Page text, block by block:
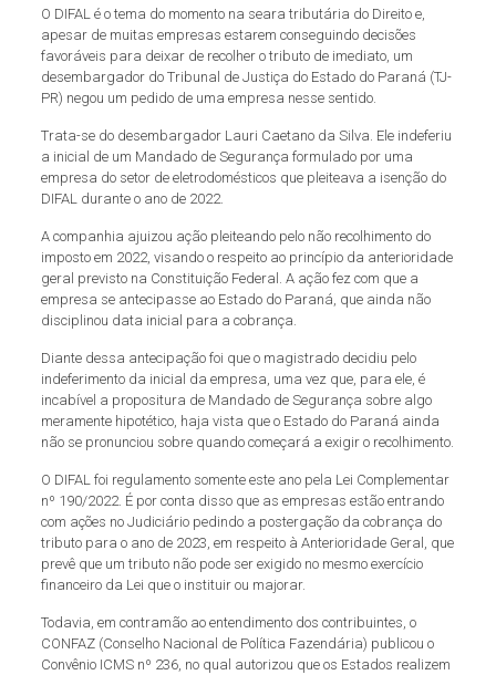
O DIFAL é o tema do momento na seara tributária do Direito e,
apesar de muitas empresas estarem conseguindo decisões
favoráveis para deixar de recolher o tributo de imediato, um
desembargador do Tribunal de Justiça do Estado do Paraná (TJ-
PR) negou um pedido de uma empresa nesse sentido.
Trata-se do desembargador Lauri Caetano da Silva. Ele indeferiu
a inicial de um Mandado de Segurança formulado por uma
empresa do setor de eletrodomésticos que pleiteava a isenção do
DIFAL durante o ano de 2022.
A companhia ajuizou ação pleiteando pelo não recolhimento do
imposto em 2022, visando o respeito ao princípio da anterioridade
geral previsto na Constituição Federal. A ação fez com que a
empresa se antecipasse ao Estado do Paraná, que ainda não
disciplinou data inicial para a cobrança.
Diante dessa antecipação foi que o magistrado decidiu pelo
indeferimento da inicial da empresa, uma vez que, para ele, é
incabível a propositura de Mandado de Segurança sobre algo
meramente hipotético, haja vista que o Estado do Paraná ainda
não se pronunciou sobre quando começará a exigir o recolhimento.
O DIFAL foi regulamento somente este ano pela Lei Complementar
nº 190/2022. É por conta disso que as empresas estão entrando
com ações no Judiciário pedindo a postergação da cobrança do
tributo para o ano de 2023, em respeito à Anterioridade Geral, que
prevê que um tributo não pode ser exigido no mesmo exercício
financeiro da Lei que o instituir ou majorar.
Todavia, em contramão ao entendimento dos contribuintes, o
CONFAZ (Conselho Nacional de Política Fazendária) publicou o
Convênio ICMS nº 236, no qual autorizou que os Estados realizem